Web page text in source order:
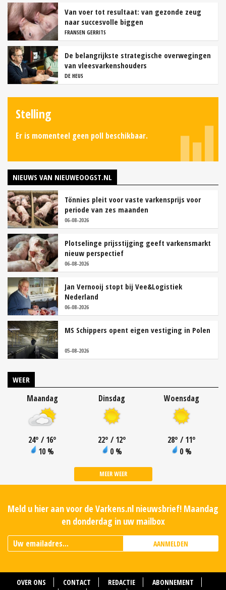
Van voer tot resultaat: van gezonde zeug
naar succesvolle biggen
FRANSEN GERRITS
De belangrijkste strategische overwegingen
van vleesvarkenshouders
DE HEUS
Stelling
Er is momenteel geen poll beschikbaar.
NIEUWS VAN NIEUWEOOGST.NL
Tönnies pleit voor vaste varkensprijs voor
periode van zes maanden
06-08-2026
Plotselinge prijsstijging geeft varkensmarkt
nieuw perspectief
06-08-2026
Jan Vernooij stopt bij Vee&Logistiek
Nederland
06-08-2026
MS Schippers opent eigen vestiging in Polen
05-08-2026
WEER
Maandag
24° / 16°
10 %
Dinsdag
22° / 12°
0 %
Woensdag
28° / 11°
0 %
MEER WEER
Meld u hier aan voor de Varkens.nl nieuwsbrief! Maandag
en donderdag in uw mailbox
AANMELDEN
OVER ONS CONTACT REDACTIE
ABONNEMENT